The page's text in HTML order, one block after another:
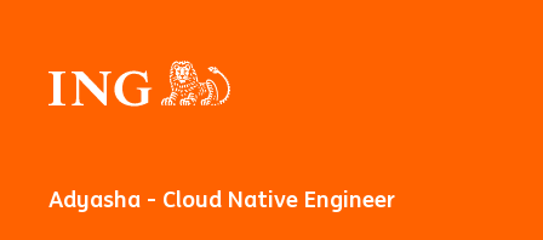
Adyasha - Cloud Native Engineer